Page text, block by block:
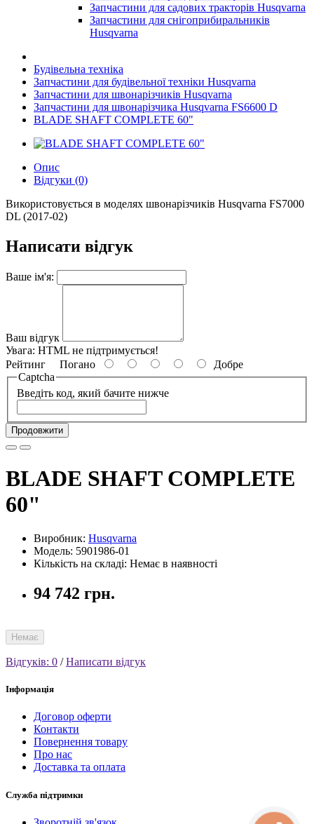
Запчастини для садових тракторів Husqvarna
Запчастини для снігоприбиральників
Husqvarna
Будівельна техніка
Запчастини для будівельної техніки Husqvarna
Запчастини для швонарізчиків Husqvarna
Запчастини для швонарізчика Husqvarna FS6600 D
BLADE SHAFT COMPLETE 60"
Опис
Відгуки (0)
Використовується в моделях швонарізчиків Husqvarna FS7000
DL (2017-02)
Написати відгук
Ваше ім'я:
Ваш відгук
Увага: HTML не підтримується!
Рейтинг Погано
Добре
Captcha
Введіть код, який бачите нижче
Продовжити
BLADE SHAFT COMPLETE
60"
Виробник: Husqvarna
Модель: 5901986-01
Кількість на складі: Немає в наявності
94 742 грн.
Немає
Відгуків: 0 /Написати відгук
Інформація
Договор оферти
Контакти
Повернення товару
Про нас
Доставка та оплата
Служба підтримки